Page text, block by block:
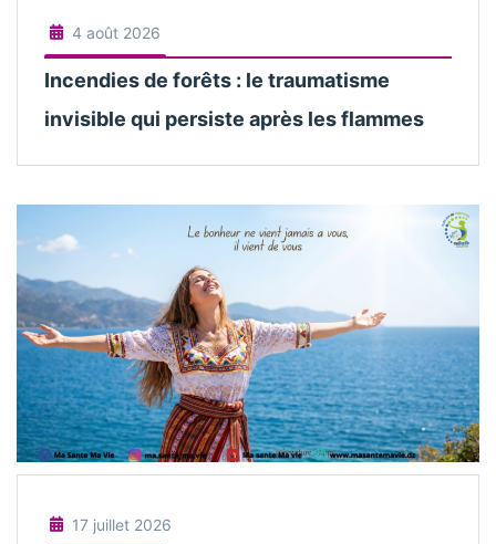
4 août 2026
Incendies de forêts : le traumatisme
invisible qui persiste après les flammes
17 juillet 2026